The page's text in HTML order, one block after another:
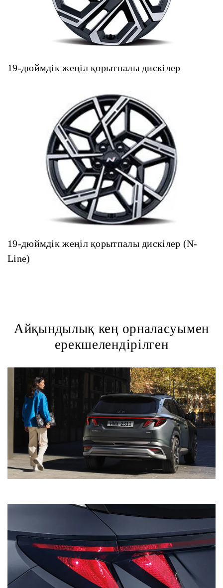
19-дюймдік жеңіл қорытпалы дискілер
19-дюймдік жеңіл қорытпалы дискілер (N-
Line)
Айқындылық кең орналасуымен
ерекшелендірілген